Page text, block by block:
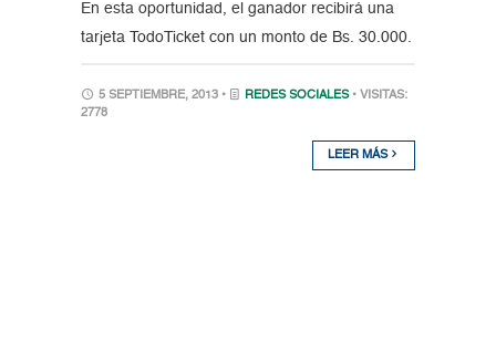
En esta oportunidad, el ganador recibirá una
tarjeta TodoTicket con un monto de Bs. 30.000.
5 SEPTIEMBRE, 2013 • REDES SOCIALES • VISITAS:
2778
LEER MÁS